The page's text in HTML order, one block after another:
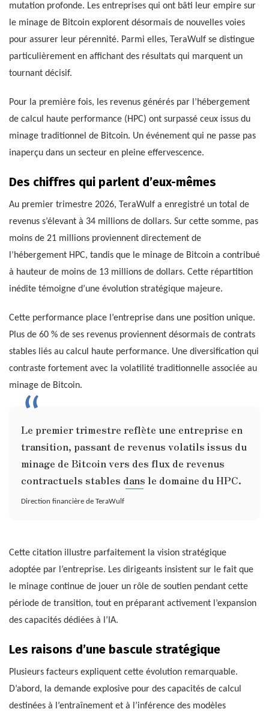
mutation profonde. Les entreprises qui ont bâti leur empire sur
le minage de Bitcoin explorent désormais de nouvelles voies
pour assurer leur pérennité. Parmi elles, TeraWulf se distingue
particulièrement en affichant des résultats qui marquent un
tournant décisif.
Pour la première fois, les revenus générés par l’hébergement
de calcul haute performance (HPC) ont surpassé ceux issus du
minage traditionnel de Bitcoin. Un événement qui ne passe pas
inaperçu dans un secteur en pleine effervescence.
Des chiffres qui parlent d’eux-mêmes
Au premier trimestre 2026, TeraWulf a enregistré un total de
revenus s’élevant à 34 millions de dollars. Sur cette somme, pas
moins de 21 millions proviennent directement de
l’hébergement HPC, tandis que le minage de Bitcoin a contribué
à hauteur de moins de 13 millions de dollars. Cette répartition
inédite témoigne d’une évolution stratégique majeure.
Cette performance place l’entreprise dans une position unique.
Plus de 60 % de ses revenus proviennent désormais de contrats
stables liés au calcul haute performance. Une diversification qui
contraste fortement avec la volatilité traditionnelle associée au
minage de Bitcoin.
Le premier trimestre reflète une entreprise en
transition, passant de revenus volatils issus du
minage de Bitcoin vers des flux de revenus
contractuels stables dans le domaine du HPC.
Direction financière de TeraWulf
Cette citation illustre parfaitement la vision stratégique
adoptée par l’entreprise. Les dirigeants insistent sur le fait que
le minage continue de jouer un rôle de soutien pendant cette
période de transition, tout en préparant activement l’expansion
des capacités dédiées à l’IA.
Les raisons d’une bascule stratégique
Plusieurs facteurs expliquent cette évolution remarquable.
D’abord, la demande explosive pour des capacités de calcul
destinées à l’entraînement et à l’inférence des modèles